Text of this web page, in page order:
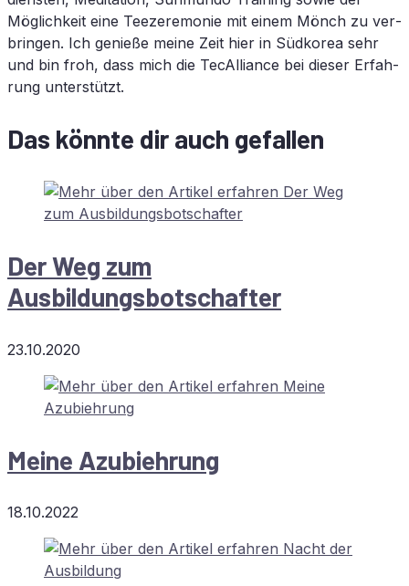
Mög­lich­keit eine Tee­ze­re­mo­nie mit ei­nem Mönch zu ver­
brin­gen. Ich ge­nie­ße mei­ne Zeit hier in Süd­ko­rea sehr
und bin froh, dass mich die TecAlliance bei die­ser Er­fah­
rung unterstützt.
Das könnte dir auch gefallen
Der Weg zum
Ausbildungsbotschafter
23.10.2020
Mei­ne Azubiehrung
18.10.2022